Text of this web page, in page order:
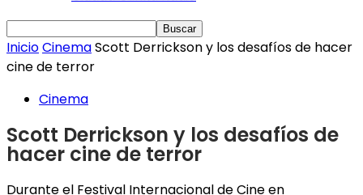
InicioCinemaScott Derrickson y los desafíos de hacer
cine de terror
Cinema
Scott Derrickson y los desafíos de
hacer cine de terror
Durante el Festival Internacional de Cine en